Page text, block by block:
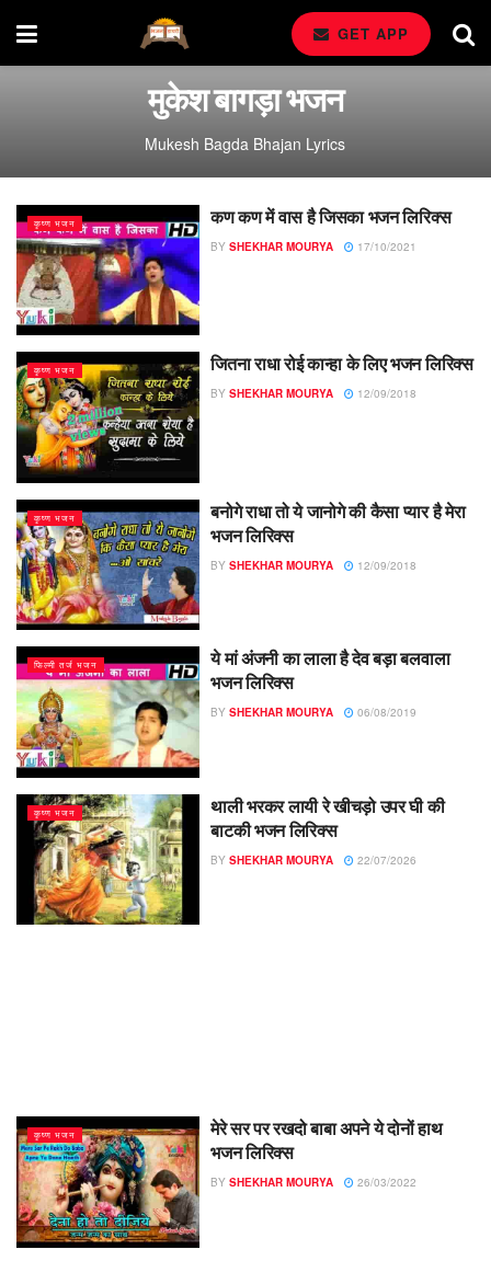
GET APP
मुकेश बागड़ा भजन
Mukesh Bagda Bhajan Lyrics
कृष्ण भजन कण कण में वास है जिसका भजन लिरिक्स
BY SHEKHAR MOURYA 17/10/2021
कृष्ण भजन जितना राधा रोई कान्हा के लिए भजन लिरिक्स
BY SHEKHAR MOURYA 12/09/2018
कृष्ण भजन
बनोगे राधा तो ये जानोगे की कैसा प्यार है मेरा
भजन लिरिक्स
BY SHEKHAR MOURYA 12/09/2018
फिल्मी तर्ज भजन
ये मां अंजनी का लाला है देव बड़ा बलवाला
भजन लिरिक्स
BY SHEKHAR MOURYA 06/08/2019
कृष्ण भजन
थाली भरकर लायी रे खीचड़ो उपर घी की
बाटकी भजन लिरिक्स
BY SHEKHAR MOURYA 22/07/2026
कृष्ण भजन
मेरे सर पर रखदो बाबा अपने ये दोनों हाथ
भजन लिरिक्स
BY SHEKHAR MOURYA 26/03/2022